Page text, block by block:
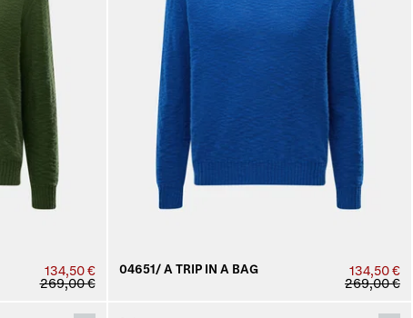
134,50 €
269,00 €
04651/ A TRIP IN A BAG
134,50 €
269,00 €